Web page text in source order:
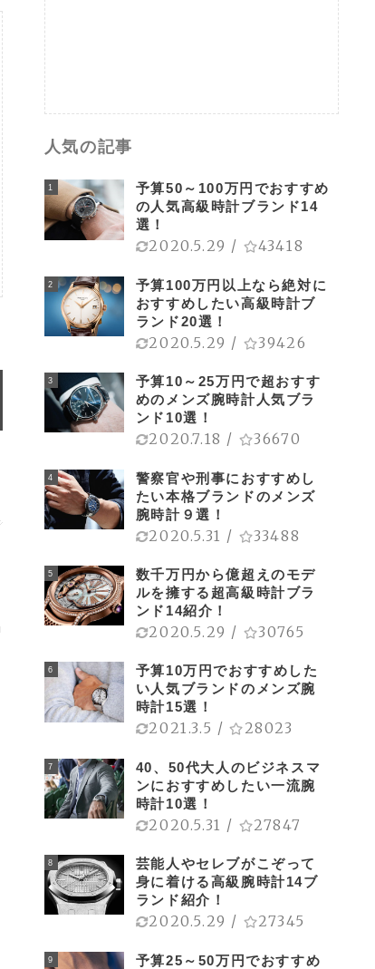
人気の記事
1
予算50～100万円でおすすめ
の人気高級時計ブランド14
選！
2020.5.29 / 43418
2
予算100万円以上なら絶対に
おすすめしたい高級時計ブ
ランド20選！
2020.5.29 / 39426
3
予算10～25万円で超おすす
めのメンズ腕時計人気ブラ
ンド10選！
2020.7.18 / 36670
4
警察官や刑事におすすめし
たい本格ブランドのメンズ
腕時計９選！
2020.5.31 / 33488
5
数千万円から億超えのモデ
ルを擁する超高級時計ブラ
ンド14紹介！
2020.5.29 / 30765
6
予算10万円でおすすめした
い人気ブランドのメンズ腕
時計15選！
2021.3.5 / 28023
7
40、50代大人のビジネスマ
ンにおすすめしたい一流腕
時計10選！
2020.5.31 / 27847
8
芸能人やセレブがこぞって
身に着ける高級腕時計14ブ
ランド紹介！
2020.5.29 / 27345
9
予算25～50万円でおすすめ